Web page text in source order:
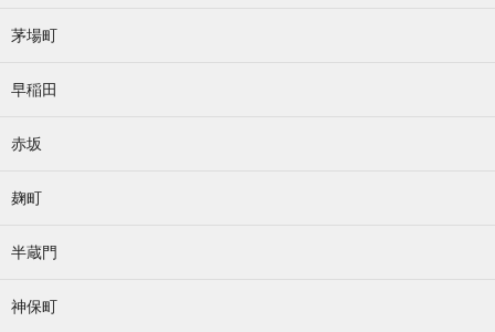
茅場町
早稲田
赤坂
麹町
半蔵門
神保町